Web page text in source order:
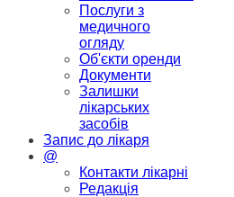
Послуги з
медичного
огляду
Об'єкти оренди
Документи
Залишки
лікарських
засобів
Запис до лікаря
@
Контакти лікарні
Редакція